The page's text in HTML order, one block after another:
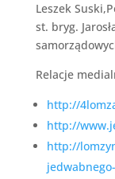
Leszek
st. bryg.
Relacje
http://
http://
http://